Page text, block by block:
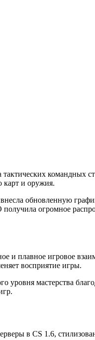
командных
карт и оружия.
обновленную
огромное
и плавное игровое
восприятие игры.
уровня мастерства
в CS 1.6,